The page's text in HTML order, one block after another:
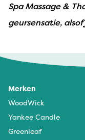
Spa Massage &
geursensatie,
Merken
WoodWick
Yankee Candle
Greenleaf